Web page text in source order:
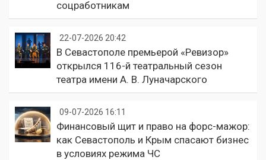
соцработникам
22-07-2026 20:42
В Севастополе премьерой «Ревизор»
открылся 116-й театральный сезон
театра имени А. В. Луначарского
09-07-2026 16:11
Финансовый щит и право на форс-мажор:
как Севастополь и Крым спасают бизнес
в условиях режима ЧС